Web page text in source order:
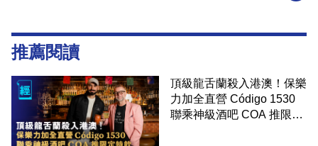
推薦閱讀
頂級龍舌蘭殺入港澳！保樂
力加全直營 Código 1530
聯乘神級酒吧 COA 推限定